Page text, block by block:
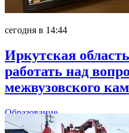
сегодня в 14:44
Иркутская
работать над
межвузовского
Образование